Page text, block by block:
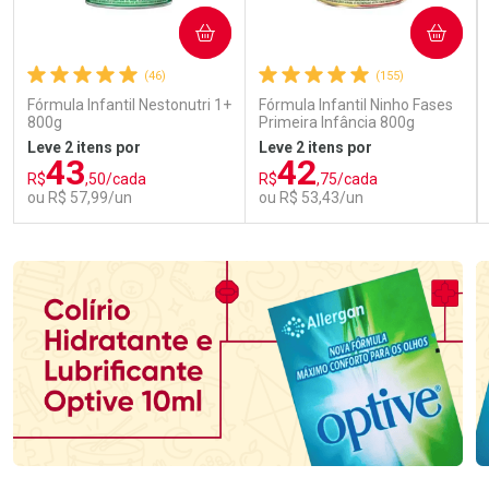
(46)
Fórmula Infantil Nestonutri 1+
800g
Leve 2 itens por
R$43,50/cada
ou R$ 57,99/un
COMPRAR
(155)
Fórmula Infantil Ninho Fases
Primeira Infância 800g
Leve 2 itens por
R$42,75/cada
ou R$ 53,43/un
COMPRAR
Laboratório
Por Menos